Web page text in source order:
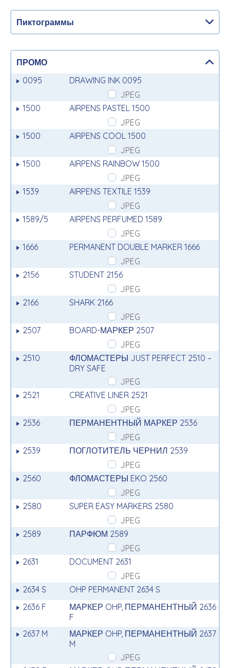
Пиктограммы
ПРОМО
0095
DRAWING INK 0095
JPEG
1500
AIRPENS PASTEL 1500
JPEG
1500
AIRPENS COOL 1500
JPEG
1500
AIRPENS RAINBOW 1500
JPEG
1539
AIRPENS TEXTILE 1539
JPEG
1589/5
AIRPENS PERFUMED 1589
JPEG
1666
PERMANENT DOUBLE MARKER 1666
JPEG
2156
STUDENT 2156
JPEG
2166
SHARK 2166
JPEG
2507
BOARD-МАРКЕР 2507
JPEG
2510
ФЛОМАСТЕРЫ JUST PERFECT 2510 –
DRY SAFE
JPEG
2521
CREATIVE LINER 2521
JPEG
2536
ПЕРМАНЕНТНЫЙ МАРКЕР 2536
JPEG
2539
ПОГЛОТИТЕЛЬ ЧЕРНИЛ 2539
JPEG
2560
ФЛОМАСТЕРЫ EKO 2560
JPEG
2580
SUPER EASY MARKERS 2580
JPEG
2589
ПАРФЮМ 2589
JPEG
2631
DOCUMENT 2631
JPEG
2634 S
OHP PERMANENT 2634 S
2636 F
МАРКЕР OHP, ПЕРМАНЕНТНЫЙ 2636
F
2637 M
МАРКЕР OHP, ПЕРМАНЕНТНЫЙ 2637
M
JPEG